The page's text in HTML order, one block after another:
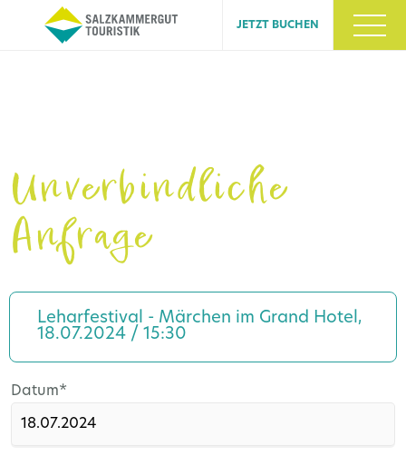
JETZT BUCHEN
Unverbindliche
Anfrage
Leharfestival - Märchen im Grand Hotel,
18.07.2024 / 15:30
Pflichtfeld
Datum*